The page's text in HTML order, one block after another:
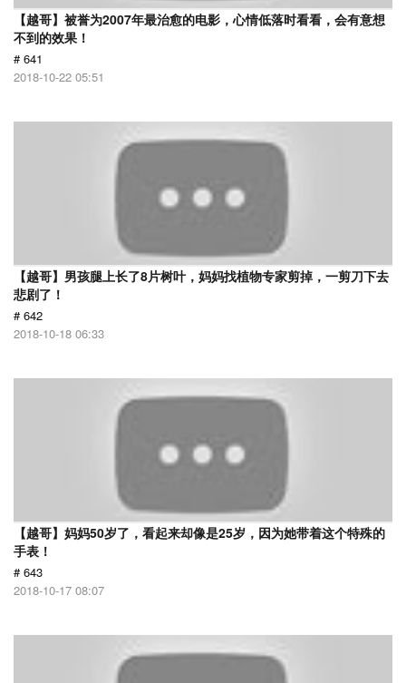
【越哥】被誉为2007年最治愈的电影，心情低落时看看，会有意想
不到的效果！
# 641
2018-10-22 05:51
【越哥】男孩腿上长了8片树叶，妈妈找植物专家剪掉，一剪刀下去
悲剧了！
# 642
2018-10-18 06:33
【越哥】妈妈50岁了，看起来却像是25岁，因为她带着这个特殊的
手表！
# 643
2018-10-17 08:07